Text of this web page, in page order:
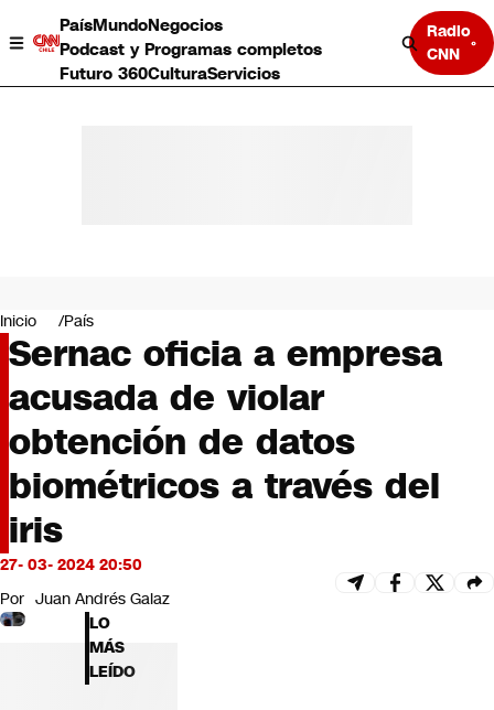
PaísMundoNegocios
Podcast y Programas completos
Futuro 360CulturaServicios
Radio
CNN
Negocios
Deportes
Programas completos
Cultura
Servicios
Bits
CNN tiempo
Futuro 360
Opinión
Inicio País
Sernac oficia a empresa
acusada de violar
obtención de datos
biométricos a través del
iris
27- 03- 2024 20:50
Por Juan Andrés Galaz
LO
MÁS
LEÍDO